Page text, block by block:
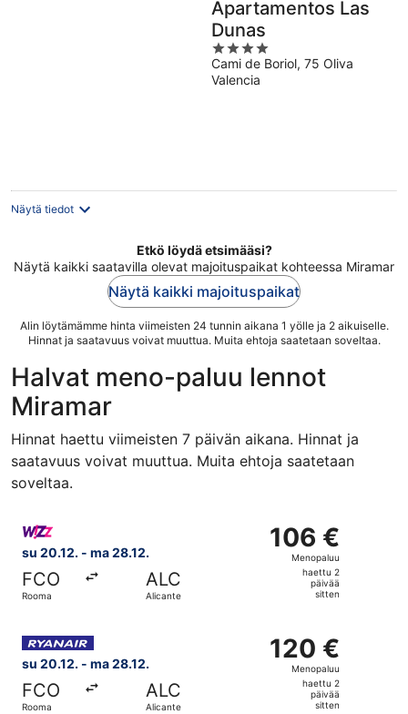
Apartamentos Las
Dunas
4
out
of
Cami de Boriol, 75 Oliva
Valencia
Näytä tiedot
Etkö löydä etsimääsi?
Näytä kaikki saatavilla olevat majoituspaikat kohteessa Miramar
Näytä kaikki majoituspaikat
Alin löytämämme hinta viimeisten 24 tunnin aikana 1 yölle ja 2 aikuiselle.
Hinnat ja saatavuus voivat muuttua. Muita ehtoja saatetaan soveltaa.
Halvat meno-paluu lennot
Miramar
Hinnat haettu viimeisten 7 päivän aikana. Hinnat ja
saatavuus voivat muuttua. Muita ehtoja saatetaan
soveltaa.
su 20.12. - ma 28.12.
FCO
Rooma
ALC
Alicante
106 €
Menopaluu,
haettu
106 €
Menopaluu
haettu 2
päivää
sitten
Valitse lentoyhtiön Wizz Air Malta lento, lähtö su 20.12.
su 20.12. - ma 28.12.
FCO
Rooma
ALC
Alicante
120 €
Menopaluu,
haettu
120 €
Menopaluu
haettu 2
päivää
sitten
Valitse lentoyhtiön Ryanair lento, lähtö su 20.12.